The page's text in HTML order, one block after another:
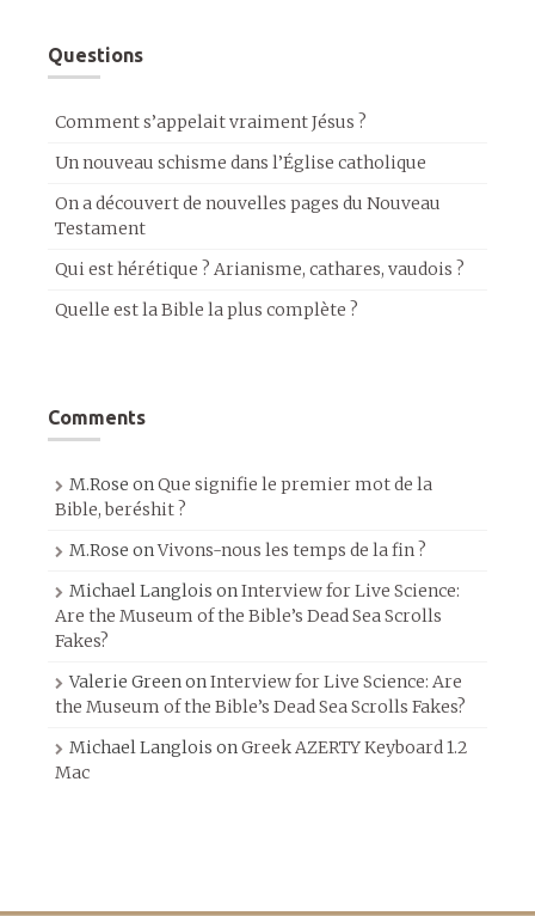
Questions
Comment s’appelait vraiment Jésus ?
Un nouveau schisme dans l’Église catholique
On a découvert de nouvelles pages du Nouveau
Testament
Qui est hérétique ? Arianisme, cathares, vaudois ?
Quelle est la Bible la plus complète ?
Comments
M.Rose onQue signifie le premier mot de la
Bible, beréshit ?
M.Rose onVivons-nous les temps de la fin ?
Michael Langlois onInterview for Live Science:
Are the Museum of the Bible’s Dead Sea Scrolls
Fakes?
Valerie GreenonInterview for Live Science: Are
the Museum of the Bible’s Dead Sea Scrolls Fakes?
Michael Langlois onGreek AZERTY Keyboard 1.2
Mac